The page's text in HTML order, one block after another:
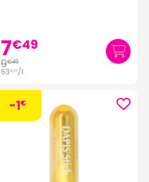
7€49
9€49
63€27/l.
-1€